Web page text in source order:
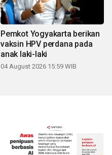
Pemkot Yogyakarta berikan
vaksin HPV perdana pada
anak laki-laki
04 August 2026 15:59 WIB